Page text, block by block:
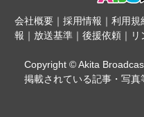
会社概要｜ 採用情報 ｜ 利用規
報 ｜ 放送基準 ｜ 後援依頼 ｜ リ
Copyright © Akita
掲載されている記事・写真